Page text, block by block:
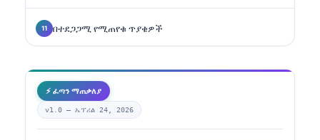
በተደጋጋሚ የሚጠየቁ ጥያቄዎች
⚡ ፈጣን ማጠቃለያ
v1.0 — ኤፕሪል 24, 2026